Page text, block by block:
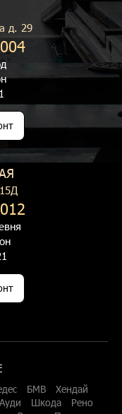
д. 29
БМВ
Хендай
Ауди Шкода
Рено